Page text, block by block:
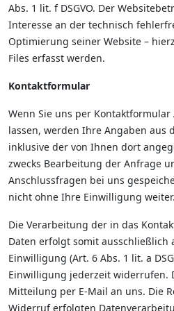
Abs. 1 lit. f DSGVO. Der
Interesse an der technisch
Optimierung seiner Website –
Files erfasst werden.
Kontaktformular
Wenn Sie uns per
lassen, werden Ihre Angaben aus
inklusive der von Ihnen dort
zwecks Bearbeitung der Anfrage
Anschlussfragen bei uns
nicht ohne Ihre Einwilligung weiter.
Die Verarbeitung der in das
Daten erfolgt somit ausschließlich
Einwilligung (Art. 6 Abs. 1 lit. a
Einwilligung jederzeit widerrufen.
Mitteilung per E-Mail an uns. Die
Widerruf erfolgten